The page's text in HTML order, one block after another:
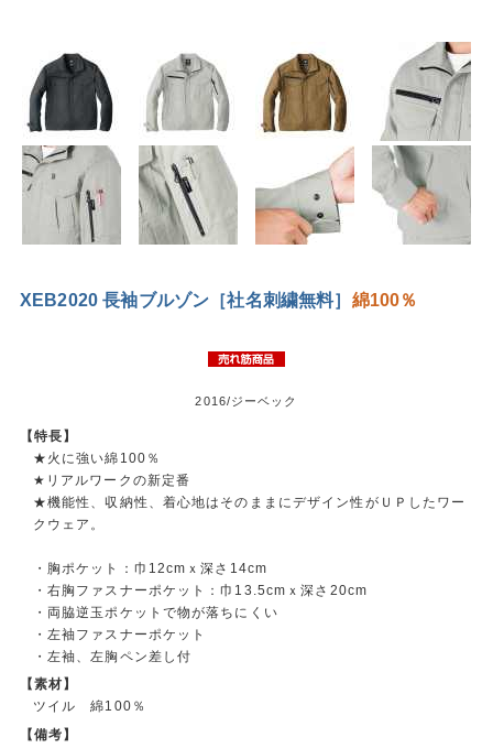
XEB2020 長袖ブルゾン［社名刺繍無料］ 綿100％
2016/ジーベック
【特長】
★火に強い綿100％
★リアルワークの新定番
★機能性、収納性、着心地はそのままにデザイン性がＵＰしたワー
クウェア。
・胸ポケット：巾12cmｘ深さ14cm
・右胸ファスナーポケット：巾13.5cmｘ深さ20cm
・両脇逆玉ポケットで物が落ちにくい
・左袖ファスナーポケット
・左袖、左胸ペン差し付
【素材】
ツイル 綿100％
【備考】